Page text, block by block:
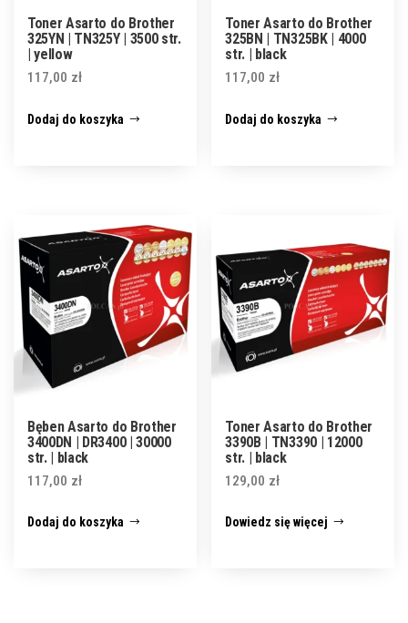
Toner Asarto do Brother
325YN | TN325Y | 3500 str.
| yellow
117,00 zł
Dodaj do koszyka
Toner Asarto do Brother
325BN | TN325BK | 4000
str. | black
117,00 zł
Dodaj do koszyka
Bęben Asarto do Brother
3400DN | DR3400 | 30000
str. | black
117,00 zł
Dodaj do koszyka
Toner Asarto do Brother
3390B | TN3390 | 12000
str. | black
129,00 zł
Dowiedz się więcej